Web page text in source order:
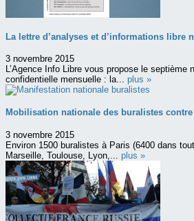
La lettre d’analyses et d’informations libre
3 novembre 2015
L’Agence Info Libre vous propose le septième
confidentielle mensuelle : la... plus »
Mobilisation nationale des buralistes
3 novembre 2015
Environ 1500 buralistes à Paris (6400 dans
Marseille, Toulouse, Lyon,... plus »